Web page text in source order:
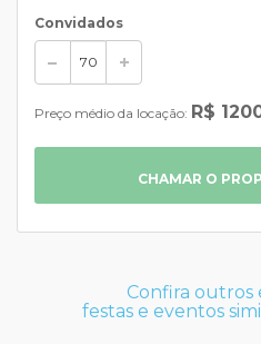
Convidados
Preço médio da locação: R$
CHAMAR O
Confira outros
festas e eventos